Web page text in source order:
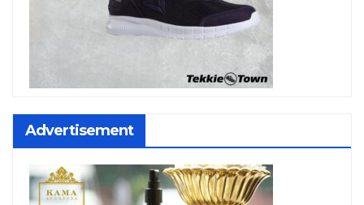
Advertisement